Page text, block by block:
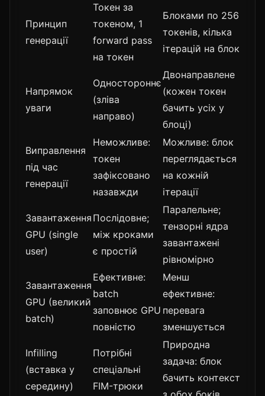
Принцип
генерації
Токен за
токеном, 1
forward pass
на токен
Блоками по 256
токенів, кілька
ітерацій на блок
Напрямок
уваги
Одностороннє
(зліва
направо)
Двонаправлене
(кожен токен
бачить усіх у
блоці)
Виправлення
під час
генерації
Неможливе:
токен
зафіксовано
назавжди
Можливе: блок
переглядається
на кожній
ітерації
Завантаження
GPU (single
user)
Послідовне;
між кроками
є простій
Паралельне;
тензорні ядра
завантажені
рівномірно
Завантаження
GPU (великий
batch)
Ефективне:
batch
заповнює GPU
повністю
Менш
ефективне:
перевага
зменшується
Infilling
(вставка у
середину)
Потрібні
спеціальні
FIM-трюки
Природна
задача: блок
бачить контекст